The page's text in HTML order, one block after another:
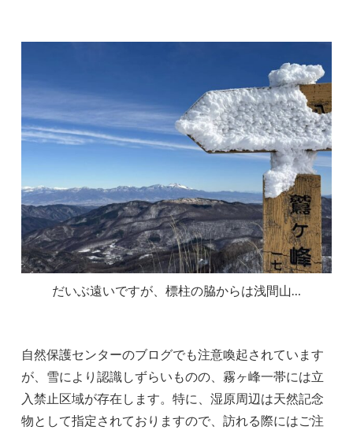
だいぶ遠いですが、標柱の脇からは浅間山…
自然保護センターのブログでも注意喚起されています
が、雪により認識しずらいものの、霧ヶ峰一帯には立
入禁止区域が存在します。特に、湿原周辺は天然記念
物として指定されておりますので、訪れる際にはご注